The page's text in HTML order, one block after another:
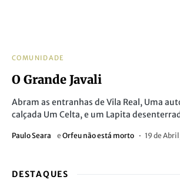
COMUNIDADE
O Grande Javali
Abram as entranhas de Vila Real, Uma
calçada Um Celta, e um Lapita
Paulo Seara e Orfeu não está morto 19 de
DESTAQUES